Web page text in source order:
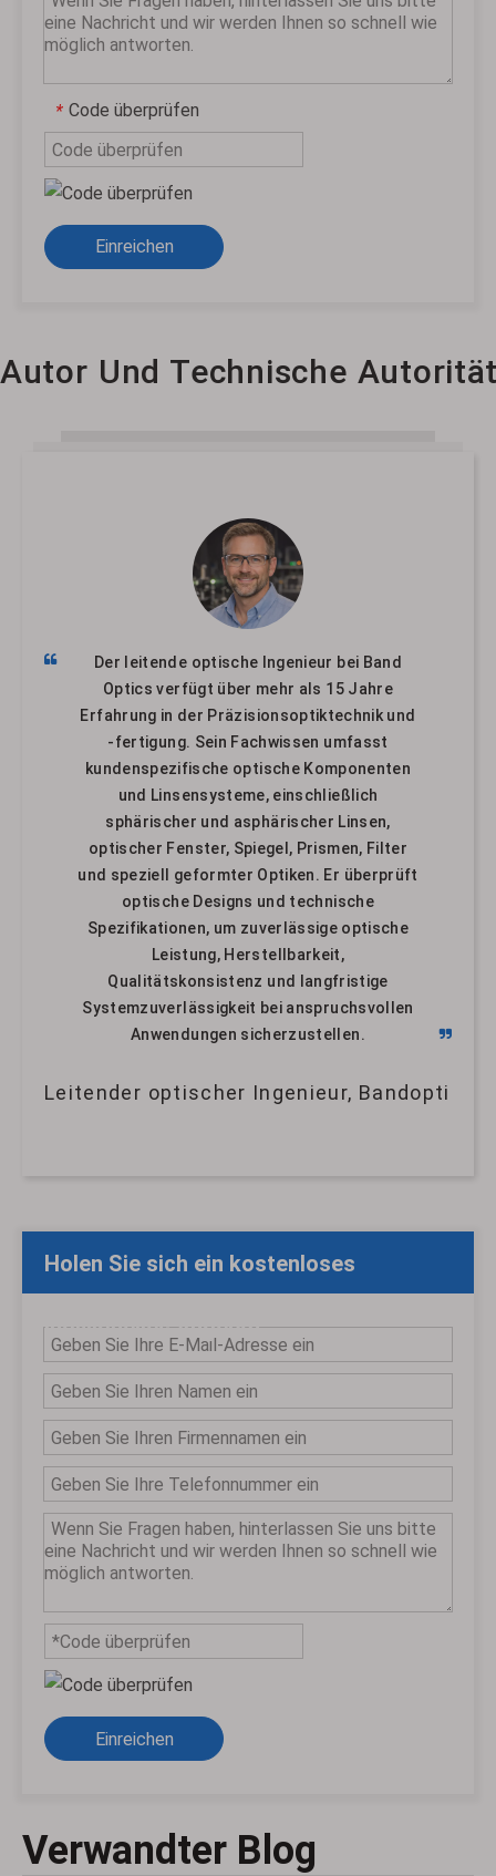
* Code überprüfen
Einreichen
Autor Und Technische
Der leitende optische Ingenieur bei Band
Optics verfügt über mehr als 15 Jahre
Erfahrung in der Präzisionsoptiktechnik und
-fertigung. Sein Fachwissen umfasst
kundenspezifische optische Komponenten
und Linsensysteme, einschließlich
sphärischer und asphärischer Linsen,
optischer Fenster, Spiegel, Prismen, Filter
und speziell geformter Optiken. Er überprüft
optische Designs und technische
Spezifikationen, um zuverlässige optische
Leistung, Herstellbarkeit,
Qualitätskonsistenz und langfristige
Systemzuverlässigkeit bei anspruchsvollen
Anwendungen sicherzustellen.
Leitender optischer Ingenieur, Bandoptik
Holen Sie sich ein kostenloses
individuelles Angebot
Einreichen
Verwandter Blog